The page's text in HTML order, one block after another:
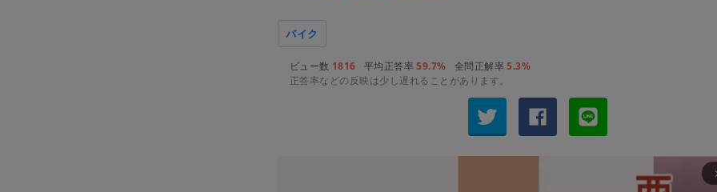
バイク
ビュー数 1816 平均正答率59.7% 全問正解率5.3%
正答率などの反映は少し遅れることがあります。